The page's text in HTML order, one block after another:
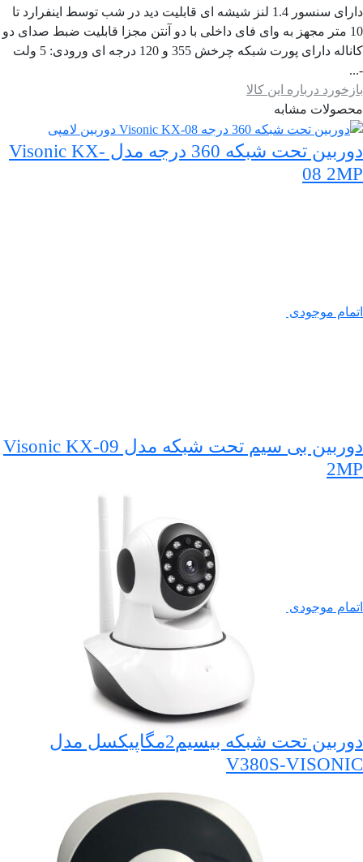
دارای سنسور 1.4 لنز شیشه ای قابلیت دید در شب توسط اینفرارد تا
10 متر مجهز به وای فای داخلی با دو آنتن مجزا قابلیت ضبط صدای دو
کاناله دارای پورت شبکه چرخش 355 و 120 درجه ای ورودی: 5 ولت
-...
بازخورد درباره این کالا
محصولات مشابه
دوربین تحت شبکه 360 درجه مدل Visonic KX-
08 2MP
اتمام موجودی
دوربین بی سیم تحت شبکه مدل Visonic KX-09
2MP
اتمام موجودی
دوربین تحت شبکه بیسیم2مگاپیکسل مدل
V380S-VISONIC